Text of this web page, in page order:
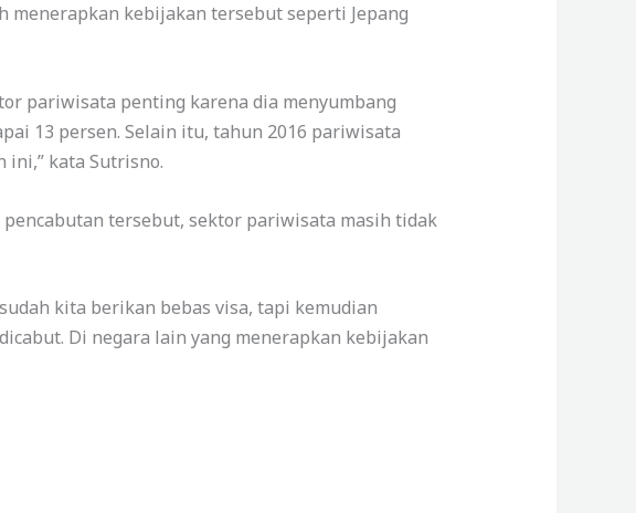
menerapkan kebijakan tersebut seperti Jepang
pariwisata penting karena dia menyumbang
13 persen. Selain itu, tahun 2016 pariwisata
ini,” kata Sutrisno.
tersebut, sektor pariwisata masih tidak
kita berikan bebas visa, tapi kemudian
Di negara lain yang menerapkan kebijakan